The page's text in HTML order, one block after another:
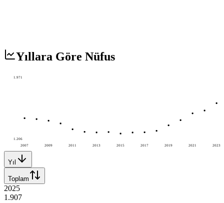
Yıllara Göre Nüfus
2007 2009 2011 2013 2015 2017 2019 2021 2023
1.971
1.206
Yıl
Toplam
2025
1.907